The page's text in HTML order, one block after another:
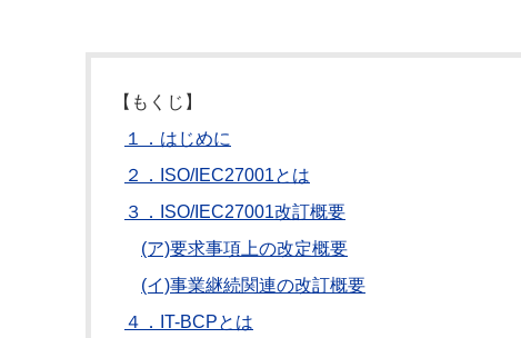
【もくじ】
１．はじめに
２．ISO/IEC27001とは
３．ISO/IEC27001改訂概要
(ア)要求事項上の改定概要
(イ)事業継続関連の改訂概要
４．IT-BCPとは